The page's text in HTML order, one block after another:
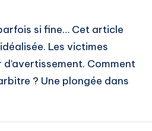
si fine… Cet article
Les victimes
Comment
? Une plongée dans